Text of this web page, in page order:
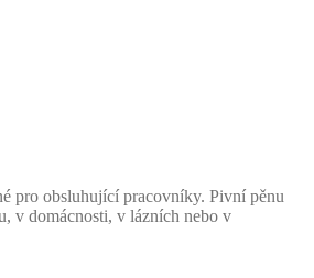
pro obsluhující pracovníky. Pivní pěnu
v domácnosti, v lázních nebo v